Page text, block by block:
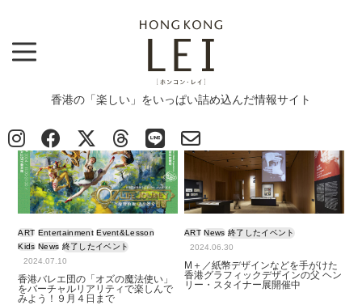
香港の「楽しい」をいっぱい詰め込んだ情報サイト
ART
ART
ART Entertainment Event&Lesson
Kids News 終了したイベント
2024.07.10
香港バレエ団の「オズの魔法使い」
をバーチャルリアリティで楽しんで
みよう！９月４日まで
ART News 終了したイベント
2024.06.30
M＋／紙幣デザインなどを手がけた
香港グラフィックデザインの父 ヘン
リー・スタイナー展開催中